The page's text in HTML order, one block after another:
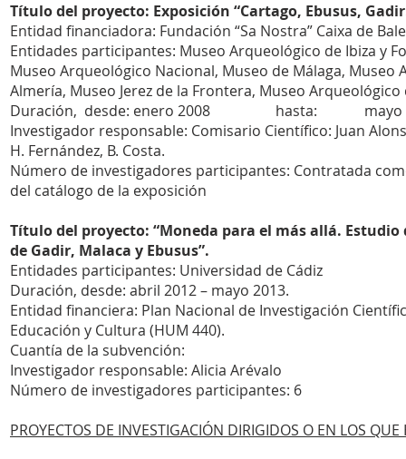
Título del proyecto: Exposición “Cartago, Ebusus,
Entidad financiadora: Fundación “Sa Nostra” Caixa de
Entidades participantes: Museo Arqueológico de Ibiza y
Museo Arqueológico Nacional, Museo de Málaga,
Almería, Museo Jerez de la Frontera, Museo
Duración, desde: enero 2008 hasta: mayo
Investigador responsable: Comisario Científico: Juan
H. Fernández, B. Costa.
Número de investigadores participantes: Contratada
del catálogo de la exposición
Título del proyecto: “Moneda para el más allá.
de Gadir, Malaca y Ebusus”.
Entidades participantes: Universidad de Cádiz
Duración, desde: abril 2012 – mayo 2013.
Entidad financiera: Plan Nacional de Investigación
Educación y Cultura (HUM 440).
Cuantía de la subvención:
Investigador responsable: Alicia Arévalo
Número de investigadores participantes: 6
PROYECTOS DE INVESTIGACIÓN DIRIGIDOS O EN LOS